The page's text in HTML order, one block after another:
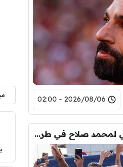
2026/08/06 - 02:00
شاهد.. استقبال تاريخي لمحمد صلاح في طرابزون